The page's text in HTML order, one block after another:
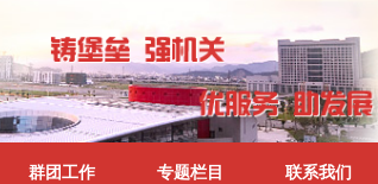
群团工作 专题栏目 联系我们